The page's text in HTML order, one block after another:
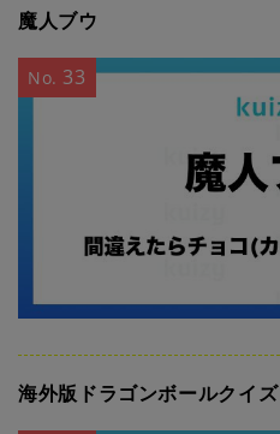
魔人ブウ
No. 33
海外版ドラゴンボールクイズ